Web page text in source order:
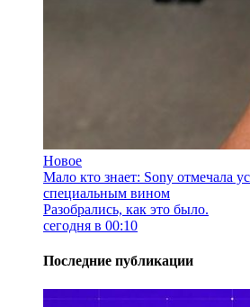
Новое
Мало кто знает: Sony отмечала
специальным вином
Разобрались, как это было.
сегодня в 00:10
Последние публикации